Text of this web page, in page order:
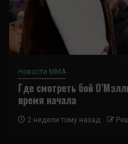
Новости ММА
Где смотреть бой
время начала
2 недели тому назад